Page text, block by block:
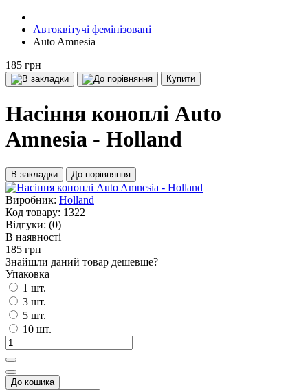
Автоквітучі фемінізовані
Auto Amnesia
185 грн
Купити
Насіння коноплі Auto
Amnesia - Holland
В закладки До порівняння
Виробник: Holland
Код товару: 1322
Відгуки: (0)
В наявності
185 грн
Знайшли даний товар дешевше?
Упаковка
1 шт.
3 шт.
5 шт.
10 шт.
До кошика